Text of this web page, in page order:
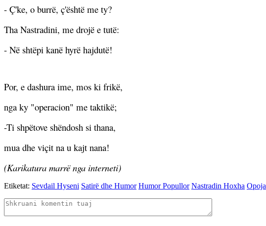
- Ç'ke, o burrë, ç'është me ty?
Tha Nastradini, me drojë e tutë:
- Në shtëpi kanë hyrë hajdutë!
Por, e dashura ime, mos ki frikë,
nga ky "operacion" me taktikë;
-Ti shpëtove shëndosh si thana,
mua dhe viçit na u kajt nana!
(Karikatura marrë nga interneti)
Etiketat: Sevdail Hyseni Satirë dhe Humor Humor Popullor Nastradin Hoxha Opoja